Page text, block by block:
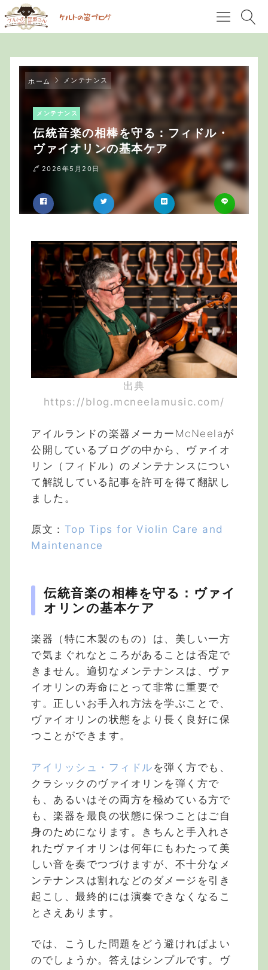
ホーム メンテナンス
メンテナンス
伝統音楽の相棒を守る：フィドル・
ヴァイオリンの基本ケア
2026年5月20日
出典
https://blog.mcneelamusic.com/
アイルランドの楽器メーカーMcNeelaが
公開しているブログの中から、ヴァイオ
リン（フィドル）のメンテナンスについ
て解説している記事を許可を得て翻訳し
ました。
原文： Top Tips for Violin Care and
Maintenance
伝統音楽の相棒を守る：ヴァイ
オリンの基本ケア
楽器（特に木製のもの）は、美しい一方
で気まぐれなところがあることは否定で
きません。適切なメンテナンスは、ヴァ
イオリンの寿命にとって非常に重要で
す。正しいお手入れ方法を学ぶことで、
ヴァイオリンの状態をより長く良好に保
つことができます。
アイリッシュ・フィドル を弾く方でも、
クラシックのヴァイオリンを弾く方で
も、あるいはその両方を極めている方で
も、楽器を最良の状態に保つことはご自
身のためになります。きちんと手入れさ
れたヴァイオリンは何年にもわたって美
しい音を奏でつづけますが、不十分なメ
ンテナンスは割れなどのダメージを引き
起こし、最終的には演奏できなくなるこ
とさえあります。
では、こうした問題をどう避ければよい
のでしょうか。答えはシンプルです。ヴ